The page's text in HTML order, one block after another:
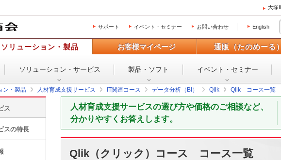
大塚
サポート イベント・セミナー お問い合わせ English
ソリューション・製品 お客様マイページ 通販（たのめーる）
ソリューション・ サービス 製品・ソフト イベント・ セミナー
ン・製品 人材育成支援サービス IT関連コース データ分析（BI） Qlik Qlik コース一覧
人材育成支援サービスの選び方や価格のご相談など、
分かりやすくお答えします。
Qlik（クリック）コース コース一覧
ス
スの特長